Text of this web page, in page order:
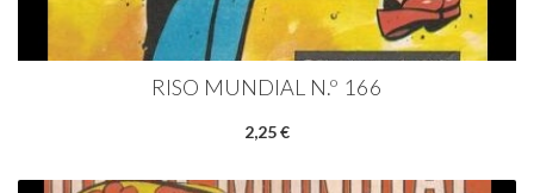
RISO MUNDIAL N.º 166
2,25 €